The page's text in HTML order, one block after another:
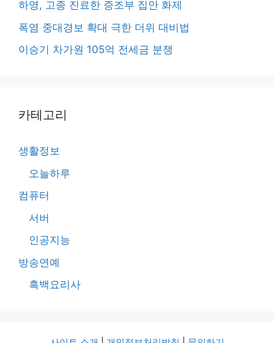
하영, 고종 진료한 증조부 집안 화제
폭염 중대경보 확대 극한 더위 대비법
이승기 차가원 105억 전세금 분쟁
카테고리
생활정보
오늘하루
컴퓨터
서버
인공지능
방송연예
흑백요리사